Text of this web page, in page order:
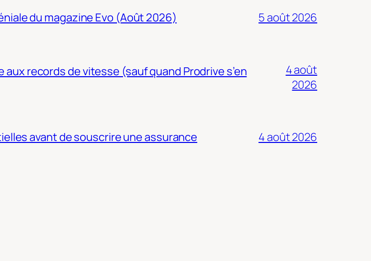
du magazine Evo (Août 2026) 5 août 2026
records de vitesse (sauf quand Prodrive s’en
4 août
2026
avant de souscrire une assurance 4 août 2026